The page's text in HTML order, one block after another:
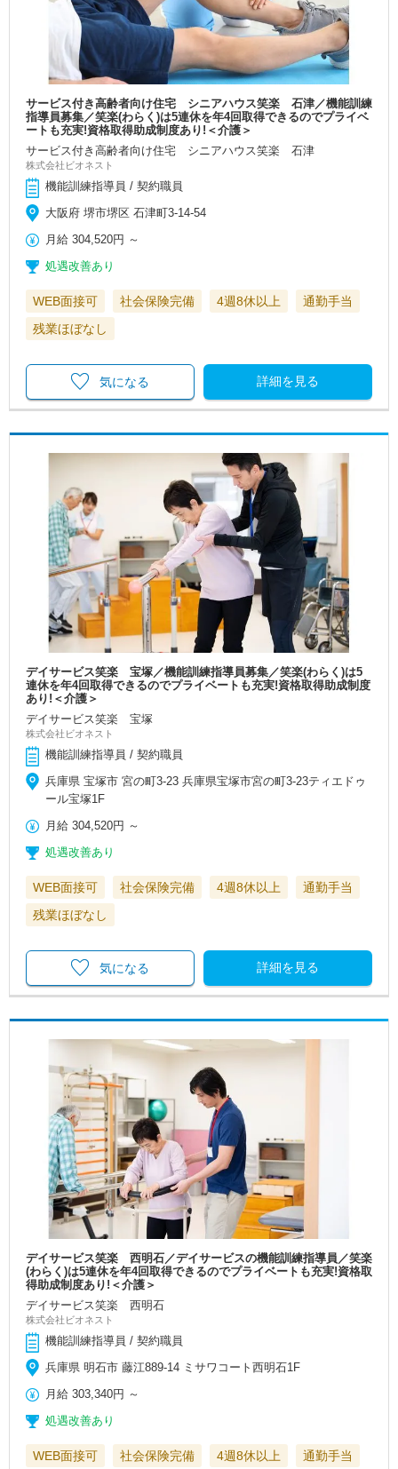
サービス付き高齢者向け住宅 シニアハウス笑楽 石津／機能訓練
指導員募集／笑楽(わらく)は5連休を年4回取得できるのでプライベ
ートも充実!資格取得助成制度あり!＜介護＞
サービス付き高齢者向け住宅 シニアハウス笑楽 石津
株式会社ビオネスト
機能訓練指導員 / 契約職員
大阪府 堺市堺区 石津町3-14-54
月給 304,520円 ～
処遇改善あり
WEB面接可 社会保険完備 4週8休以上
通勤手当
残業ほぼなし
詳細を見る
気になる
デイサービス笑楽 宝塚／機能訓練指導員募集／笑楽(わらく)は5
連休を年4回取得できるのでプライベートも充実!資格取得助成制度
あり!＜介護＞
デイサービス笑楽 宝塚
株式会社ビオネスト
機能訓練指導員 / 契約職員
兵庫県 宝塚市 宮の町3-23 兵庫県宝塚市宮の町3-23ティエドゥ
ール宝塚1F
月給 304,520円 ～
処遇改善あり
WEB面接可 社会保険完備 4週8休以上
通勤手当
残業ほぼなし
詳細を見る
気になる
デイサービス笑楽 西明石／デイサービスの機能訓練指導員／笑楽
(わらく)は5連休を年4回取得できるのでプライベートも充実!資格取
得助成制度あり!＜介護＞
デイサービス笑楽 西明石
株式会社ビオネスト
機能訓練指導員 / 契約職員
兵庫県 明石市 藤江889-14 ミサワコート西明石1F
月給 303,340円 ～
処遇改善あり
WEB面接可 社会保険完備 4週8休以上 通勤手当